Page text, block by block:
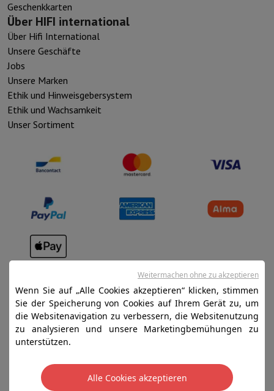
Geschenkkarten
Über HIFI international
Über Hifi International
Unsere Geschäfte
Jobs
Unsere Marken
Ethik und Hinweisgebersystem
Ethik und Wachsamkeit
Unser Sortiment
Datenschutz
Disclaimer
Cookies
SA HIFI international - 2 Rue Läiteschbaach, 5324
Contern, G-D de Luxembourg - 00 128 297/101
Wenn Sie auf „Alle Cookies akzeptieren“ klicken, stimmen
Sie der Speicherung von Cookies auf Ihrem Gerät zu, um
die Websitenavigation zu verbessern, die Websitenutzung
zu analysieren und unsere Marketingbemühungen zu
unterstützen.
Alle Cookies akzeptieren
Weitermachen ohne zu akzeptieren